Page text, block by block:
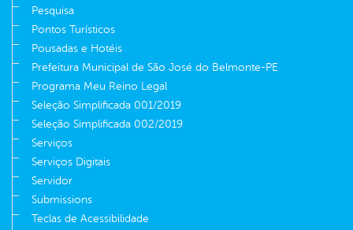
Pesquisa
Pontos Turísticos
Pousadas e Hotéis
Prefeitura Municipal de São José do Belmonte-PE
Programa Meu Reino Legal
Seleção Simplificada 001/2019
Seleção Simplificada 002/2019
Serviços
Serviços Digitais
Servidor
Submissions
Teclas de Acessibilidade